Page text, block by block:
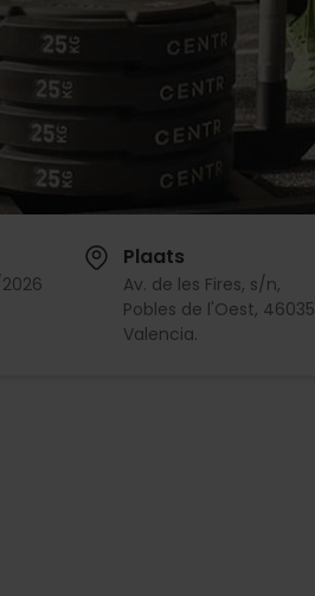
Plaats
Av. de les Fires, s/n,
Pobles de l'Oest, 46035
Valencia.